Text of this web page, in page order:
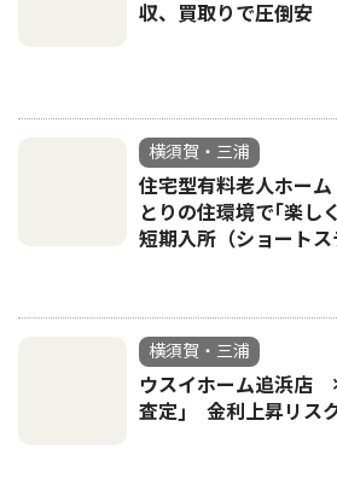
収、買取りで圧倒安
横須賀・三浦
住宅型有料老人ホー
とりの住環境で｢楽
短期入所（ショート
横須賀・三浦
ウスイホーム追浜店
査定｣ 金利上昇リス